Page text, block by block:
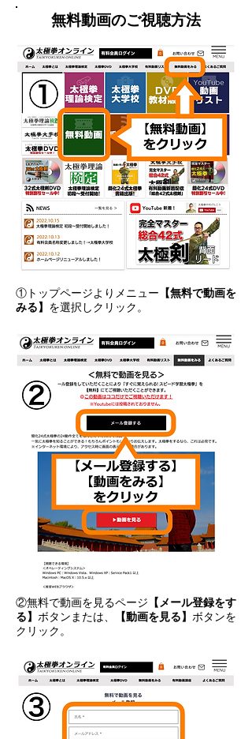
無料動画のご視聴方法
①トップページよりメニュー 【無料で動画を
みる】 を選択しクリック。
②無料で動画を見るページ 【メール登録をす
る】 ボタンまたは、 【動画を見る】 ボタンを
クリック。